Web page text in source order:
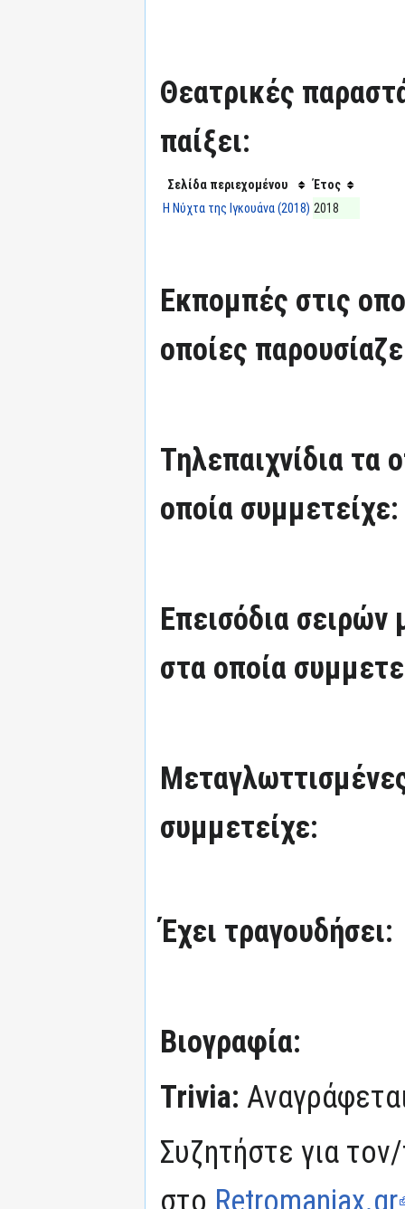
Θεατρικές
παίξει:
Σελίδα περιεχομένου
Έτος
Η Νύχτα της Ιγκουάνα (2018) 2018
Εκπομπές στις
οποίες
Τηλεπαιχνίδια τα
οποία συμμετείχε:
Επεισόδια
στα οποία
συμμετείχε:
Έχει τραγουδήσει:
Βιογραφία:
Trivia:
Συζητήστε για
στο Retromaniax.gr